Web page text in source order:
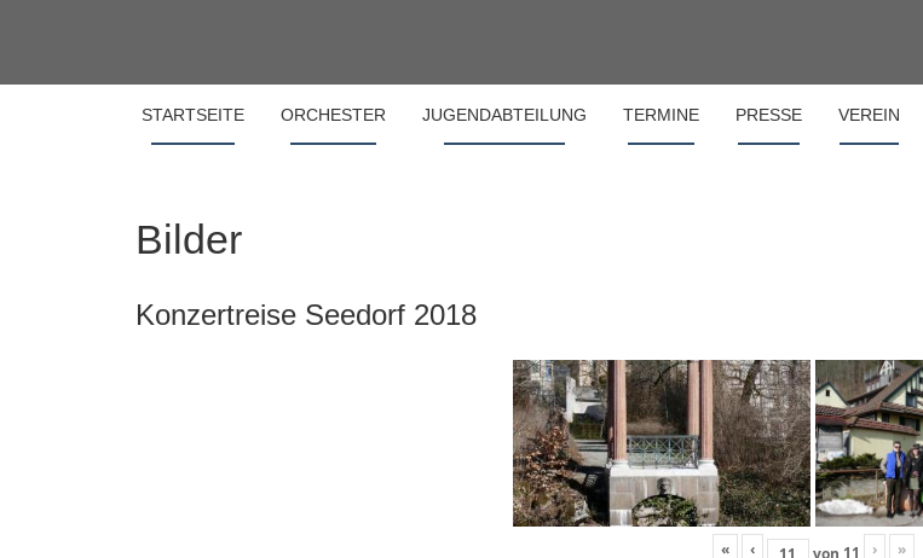
STARTSEITE ORCHESTER JUGENDABTEILUNG TERMINE PRESSE VEREIN
Bilder
Konzertreise Seedorf 2018
« ‹ von 11 › »